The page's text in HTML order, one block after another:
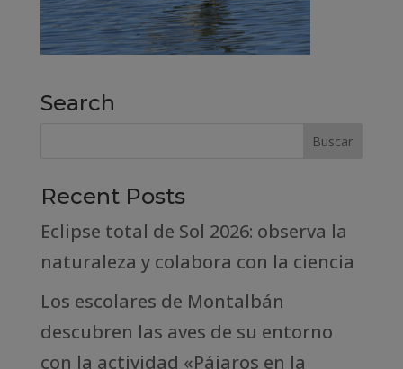
Search
Recent Posts
Eclipse total de Sol 2026: observa la
naturaleza y colabora con la ciencia
Los escolares de Montalbán
descubren las aves de su entorno
con la actividad «Pájaros en la